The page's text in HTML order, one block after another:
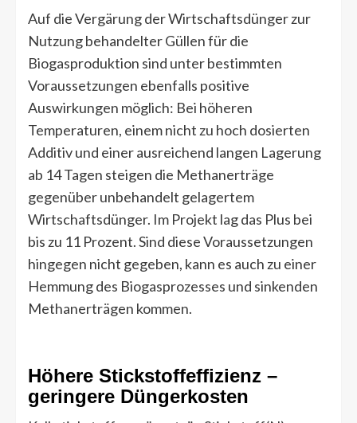
Auf die Vergärung der Wirtschaftsdünger zur
Nutzung behandelter Güllen für die
Biogasproduktion sind unter bestimmten
Voraussetzungen ebenfalls positive
Auswirkungen möglich: Bei höheren
Temperaturen, einem nicht zu hoch dosierten
Additiv und einer ausreichend langen Lagerung
ab 14 Tagen steigen die Methanerträge
gegenüber unbehandelt gelagertem
Wirtschaftsdünger. Im Projekt lag das Plus bei
bis zu 11 Prozent. Sind diese Voraussetzungen
hingegen nicht gegeben, kann es auch zu einer
Hemmung des Biogasprozesses und sinkenden
Methanerträgen kommen.
Höhere Stickstoffeffizienz –
geringere Düngerkosten